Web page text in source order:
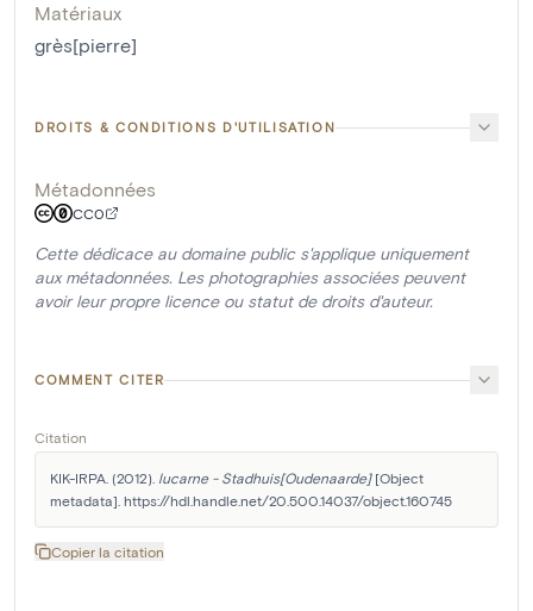
Matériaux
grès[pierre]
DROITS & CONDITIONS D'UTILISATION
Métadonnées
CC0
Cette dédicace au domaine public s'applique uniquement
aux métadonnées. Les photographies associées peuvent
avoir leur propre licence ou statut de droits d'auteur.
COMMENT CITER
Citation
KIK-IRPA. (2012). lucarne - Stadhuis[Oudenaarde] [Object
metadata]. https://hdl.handle.net/20.500.14037/object.160745
Copier la citation